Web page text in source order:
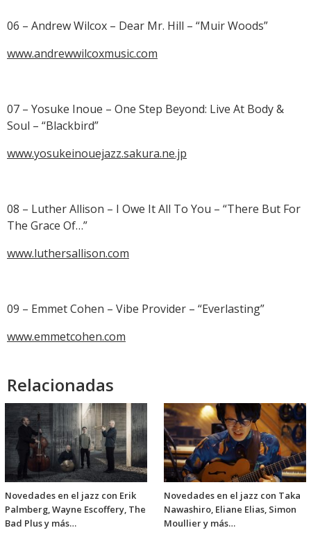
06 – Andrew Wilcox – Dear Mr. Hill – “Muir Woods”
www.andrewwilcoxmusic.com
07 – Yosuke Inoue – One Step Beyond: Live At Body &
Soul – “Blackbird”
www.yosukeinouejazz.sakura.ne.jp
08 – Luther Allison – I Owe It All To You – “There But For
The Grace Of…”
www.luthersallison.com
09 – Emmet Cohen – Vibe Provider – “Everlasting”
www.emmetcohen.com
Relacionadas
Novedades en el jazz con Erik
Palmberg, Wayne Escoffery, The
Bad Plus y más…
Novedades en el jazz con Taka
Nawashiro, Eliane Elias, Simon
Moullier y más…